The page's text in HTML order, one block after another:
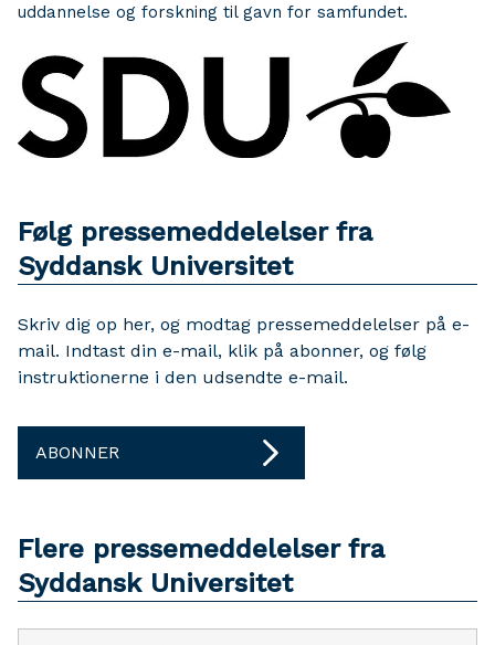
uddannelse og forskning til gavn for samfundet.
Følg pressemeddelelser fra
Syddansk Universitet
Skriv dig op her, og modtag pressemeddelelser på e-
mail. Indtast din e-mail, klik på abonner, og følg
instruktionerne i den udsendte e-mail.
ABONNER
Flere pressemeddelelser fra
Syddansk Universitet